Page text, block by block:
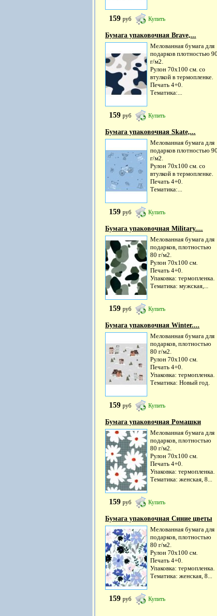
159 руб Купить
Бумага упаковочная Brave,...
Мелованная бумага для
подарков плотностью
г/м2.
Рулон 70х100 см. со
втулкой в термопленке.
Печать 4+0.
Тематика:...
159 руб Купить
Бумага упаковочная Skate,...
Мелованная бумага для
подарков плотностью
г/м2.
Рулон 70х100 см. со
втулкой в термопленке.
Печать 4+0.
Тематика:...
159 руб Купить
Бумага упаковочная Military....
Мелованная бумага для
подарков, плотностью
80 г/м2.
Рулон 70х100 см.
Печать 4+0.
Упаковка: термопленка.
Тематика: мужская,...
159 руб Купить
Бумага упаковочная Winter....
Мелованная бумага для
подарков, плотностью
80 г/м2.
Рулон 70х100 см.
Печать 4+0.
Упаковка: термопленка.
Тематика: Новый год.
159 руб Купить
Бумага упаковочная Ромашки
Мелованная бумага для
подарков, плотностью
80 г/м2.
Рулон 70х100 см.
Печать 4+0.
Упаковка: термопленка.
Тематика: женская, 8...
159 руб Купить
Бумага упаковочная Синие цветы
Мелованная бумага для
подарков, плотностью
80 г/м2.
Рулон 70х100 см.
Печать 4+0.
Упаковка: термопленка.
Тематика: женская, 8...
159 руб Купить